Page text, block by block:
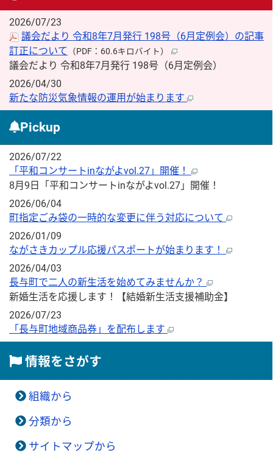
2026/07/23
議会だより 令和8年7月発行 198号（6月定例会）の記事
訂正について （PDF：60.6キロバイト）
議会だより 令和8年7月発行 198号（6月定例会）
2026/04/30
新たな防災気象情報の運用が始まります
Pickup
2026/07/22
「平和コンサートinながよvol.27」開催！
8月9日「平和コンサートinながよvol.27」開催！
2026/06/04
町指定ごみ袋の一時的な変更に伴う対応について
2026/01/09
ながさきカップル応援パスポートが始まります！
2026/04/03
長与町で二人の新生活を始めてみませんか？
新婚生活を応援します！【結婚新生活支援補助金】
2026/07/23
「長与町地域商品券」を配布します
情報をさがす
組織から
分類から
サイトマップから